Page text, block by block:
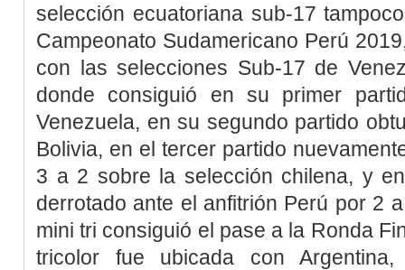
selección ecuatoriana sub-17
Campeonato Sudamericano Perú
con las selecciones Sub-17 de
donde consiguió en su primer
Venezuela, en su segundo partido
Bolivia, en el tercer partido
3 a 2 sobre la selección chilena, y
derrotado ante el anfitrión Perú por 2
mini tri consiguió el pase a la Ronda
tricolor fue ubicada con